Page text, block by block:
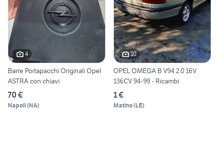
4
Barre Portapacchi Originali Opel
ASTRA con chiavi
70 €
Napoli(NA)
10
OPEL OMEGA B V94 2.0 16V
136CV 94-99 - Ricambi
1 €
Matino(LE)